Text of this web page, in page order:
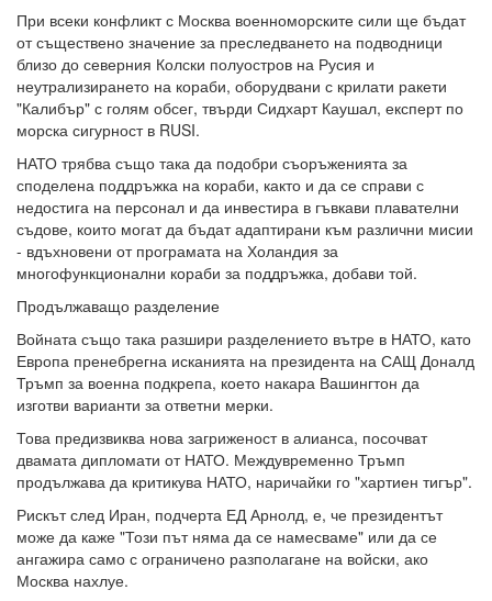
При всеки конфликт с Москва военноморските сили ще бъдат
от съществено значение за преследването на подводници
близо до северния Колски полуостров на Русия и
неутрализирането на кораби, оборудвани с крилати ракети
"Калибър" с голям обсег, твърди Сидхарт Каушал, експерт по
морска сигурност в RUSI.
НАТО трябва също така да подобри съоръженията за
споделена поддръжка на кораби, както и да се справи с
недостига на персонал и да инвестира в гъвкави плавателни
съдове, които могат да бъдат адаптирани към различни мисии
- вдъхновени от програмата на Холандия за
многофункционални кораби за поддръжка, добави той.
Продължаващо разделение
Войната също така разшири разделението вътре в НАТО, като
Европа пренебрегна исканията на президента на САЩ Доналд
Тръмп за военна подкрепа, което накара Вашингтон да
изготви варианти за ответни мерки.
Това предизвиква нова загриженост в алианса, посочват
двамата дипломати от НАТО. Междувременно Тръмп
продължава да критикува НАТО, наричайки го "хартиен тигър".
Рискът след Иран, подчерта ЕД Арнолд, е, че президентът
може да каже "Този ​​път няма да се намесваме" или да се
ангажира само с ограничено разполагане на войски, ако
Москва нахлуе.